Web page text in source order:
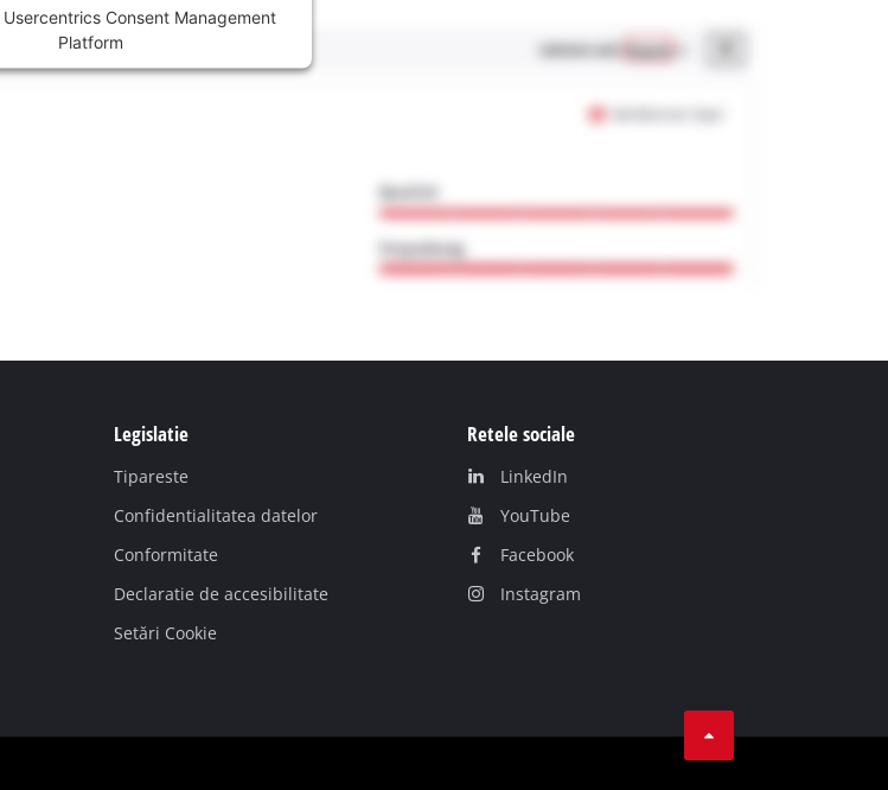
Usercentrics Consent Management
Platform
Legislatie
Tipareste
Confidentialitatea datelor
Conformitate
Declaratie de accesibilitate
Setări Cookie
Retele sociale
LinkedIn
YouТube
Facebook
Instagram